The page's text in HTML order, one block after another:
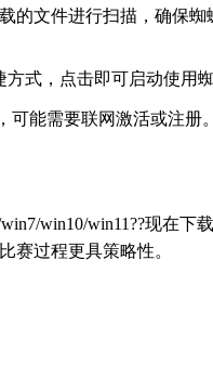
的文件进行扫描，确保
式，点击即可启动使用
能需要联网激活或注
win10/win11??现在
赛过程更具策略性。